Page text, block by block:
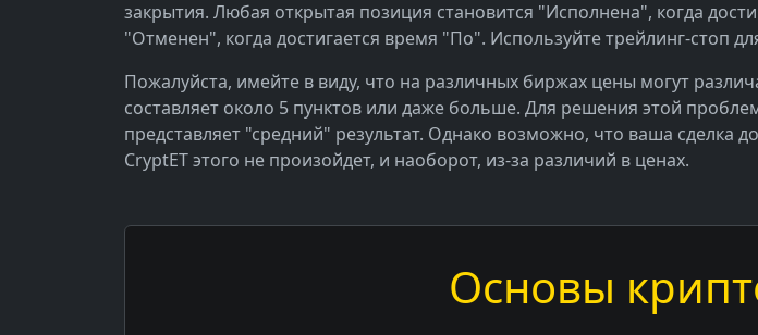
закрытия. Любая открытая позиция становится "Исполнена", когда
"Отменен", когда достигается время "По". Используйте трейлинг-стоп
Пожалуйста, имейте в виду, что на различных биржах цены могут
составляет около 5 пунктов или даже больше. Для решения этой
представляет "средний" результат. Однако возможно, что ваша сделка
CryptET этого не произойдет, и наоборот, из-за различий в ценах.
Основы